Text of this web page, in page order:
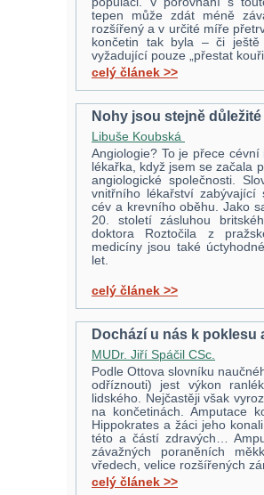
tepen může zdát méně
rozšířený a v určité míře
končetin tak byla – či
vyžadující pouze „přestat
celý článek >>
Nohy jsou stejně
Libuše Koubská
Angiologie? To je přece
lékařka, když jsem se začala
angiologické společnosti.
vnitřního lékařství
cév a krevního oběhu. Jako
20. století zásluhou
doktora Roztočila z
medicíny jsou také
let.
celý článek >>
Dochází u nás k
MUDr. Jiří Spáčil CSc.
Podle Ottova slovníku
odříznouti) jest výkon
lidského. Nejčastěji však
na končetinách. Amputace
Hippokrates a žáci jeho
této a částí zdravých…
závažných poraněních
vředech, velice rozšířených
celý článek >>